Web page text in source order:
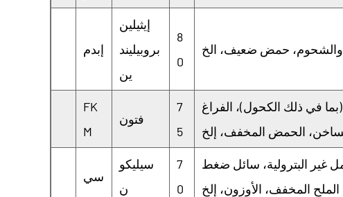
إبدم
إيثيلين
بروبيليند
ين
8
0
FK
M
فتون
7
5
(بما في ذلك الكحول)، الفراغ
سي
سيليكو
ن
7
0
غير البترولية، سائل ضغط